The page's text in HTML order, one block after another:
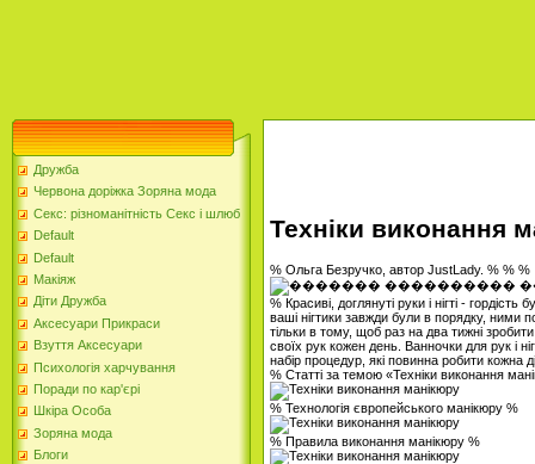
Дружба
Червона доріжка Зоряна мода
Секс: різноманітність Секс і шлюб
Default
Default
Макіяж
Діти Дружба
Аксесуари Прикраси
Взуття Аксесуари
Психологія харчування
Поради по кар'єрі
Шкіра Особа
Зоряна мода
Блоги
Техніки виконання
% Ольга Безручко, автор JustLady. % % %
% Красиві, доглянуті руки і нігті -
ваші нігтики завжди були в порядку, ними
тільки в тому, щоб раз на два тижні
своїх рук кожен день. Ванночки для рук і
набір процедур, які повинна робити кожна
% Статті за темою «Техніки виконання
% Технологія європейського манікюру %
% Правила виконання манікюру %